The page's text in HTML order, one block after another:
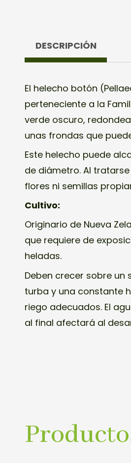
DESCRIPCIÓN
El helecho botón
perteneciente a la
verde oscuro,
unas frondas que
Este helecho puede
de diámetro. Al
flores ni semillas
Cultivo:
Originario de Nueva
que requiere de
heladas.
Deben crecer sobre
turba y una constante
riego adecuados. El
al final afectará al